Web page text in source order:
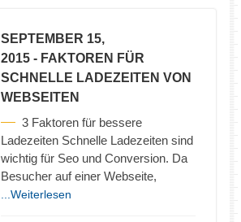
SEPTEMBER 15,
2015 - FAKTOREN FÜR
SCHNELLE LADEZEITEN VON
WEBSEITEN
3 Faktoren für bessere
Ladezeiten Schnelle Ladezeiten sind
wichtig für Seo und Conversion. Da
Besucher auf einer Webseite,
...Weiterlesen